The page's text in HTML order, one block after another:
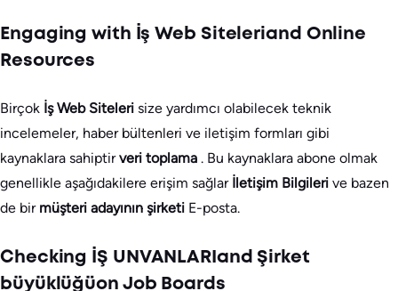
Engaging with İş Web Siteleriand Online
Resources
Birçok İş Web Siteleri size yardımcı olabilecek teknik
incelemeler, haber bültenleri ve iletişim formları gibi
kaynaklara sahiptirveri toplama . Bu kaynaklara abone olmak
genellikle aşağıdakilere erişim sağlar İletişim Bilgileri ve bazen
de bir müşteri adayının şirketi E-posta.
Checking İŞ UNVANLARIand Şirket
büyüklüğüon Job Boards